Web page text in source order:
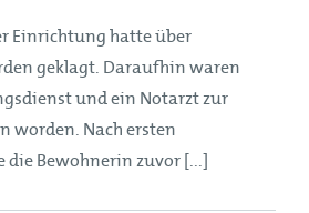
Einrichtung hatte über
geklagt. Daraufhin waren
und ein Notarzt zur
worden. Nach ersten
die Bewohnerin zuvor [...]